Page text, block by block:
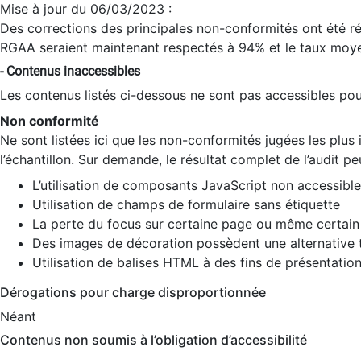
Mise à jour du 06/03/2023 :
Des corrections des principales non-conformités ont été
RGAA seraient maintenant respectés à 94% et le taux
- Contenus inaccessibles
Les contenus listés ci-dessous ne sont pas accessibles
Non conformité
Ne sont listées ici que les non-conformités jugées les
l’échantillon. Sur demande, le résultat complet de l’audit
L’utilisation de composants JavaScript non
Utilisation de champs de formulaire sans étiquette
La perte du focus sur certaine page ou même
Des images de décoration possèdent une alternative
Utilisation de balises HTML à des fins de
Dérogations pour charge disproportionnée
Néant
Contenus non soumis à l’obligation d’accessibilité